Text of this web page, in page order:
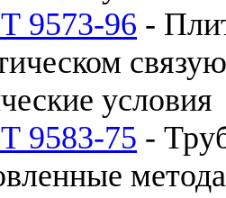
9573-96 -
условия
9583-75 -